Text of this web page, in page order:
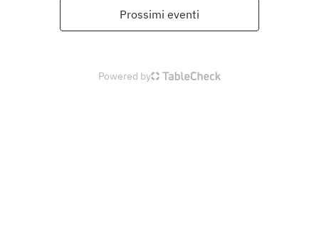
Prossimi eventi
Powered by